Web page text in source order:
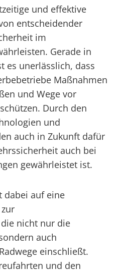
und effektive
entscheidender
im
Gerade in
es unerlässlich, dass
Maßnahmen
und Wege vor
Durch den
und
auch in Zukunft dafür
auch bei
gewährleistet ist.
dabei auf eine
nicht nur die
auch
einschließt.
und den